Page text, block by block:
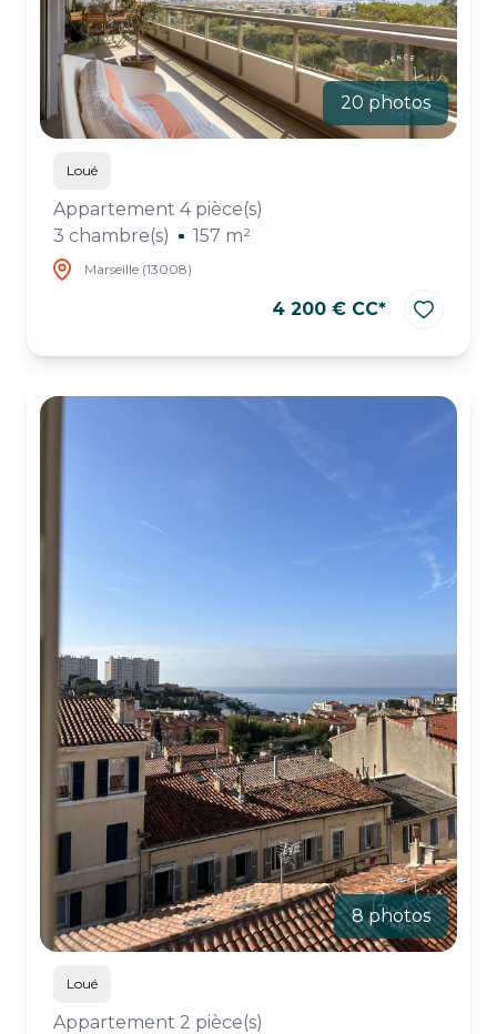
20 photos
Loué
Appartement 4 pièce(s)
3 chambre(s)
157 m²
Marseille (13008)
4 200 € CC*
8 photos
Loué
Appartement 2 pièce(s)